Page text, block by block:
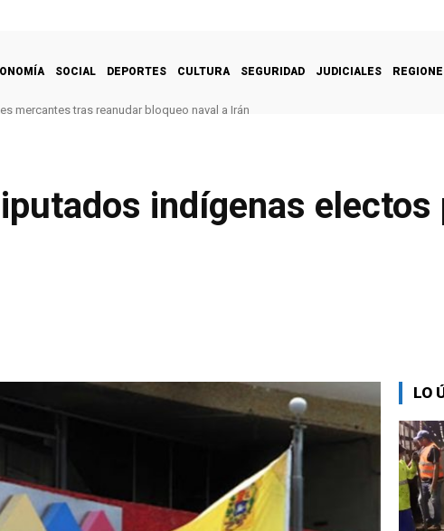
SOCIAL DEPORTES CULTURA SEGURIDAD JUDICIALES
mercantes tras reanudar bloqueo naval a Irán
indígenas electos
LO